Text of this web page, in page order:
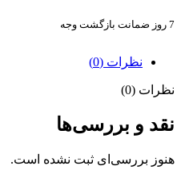
7 روز ضمانت بازگشت وجه
نظرات (0)
نظرات (0)
نقد و بررسی‌ها
هنوز بررسی‌ای ثبت نشده است.